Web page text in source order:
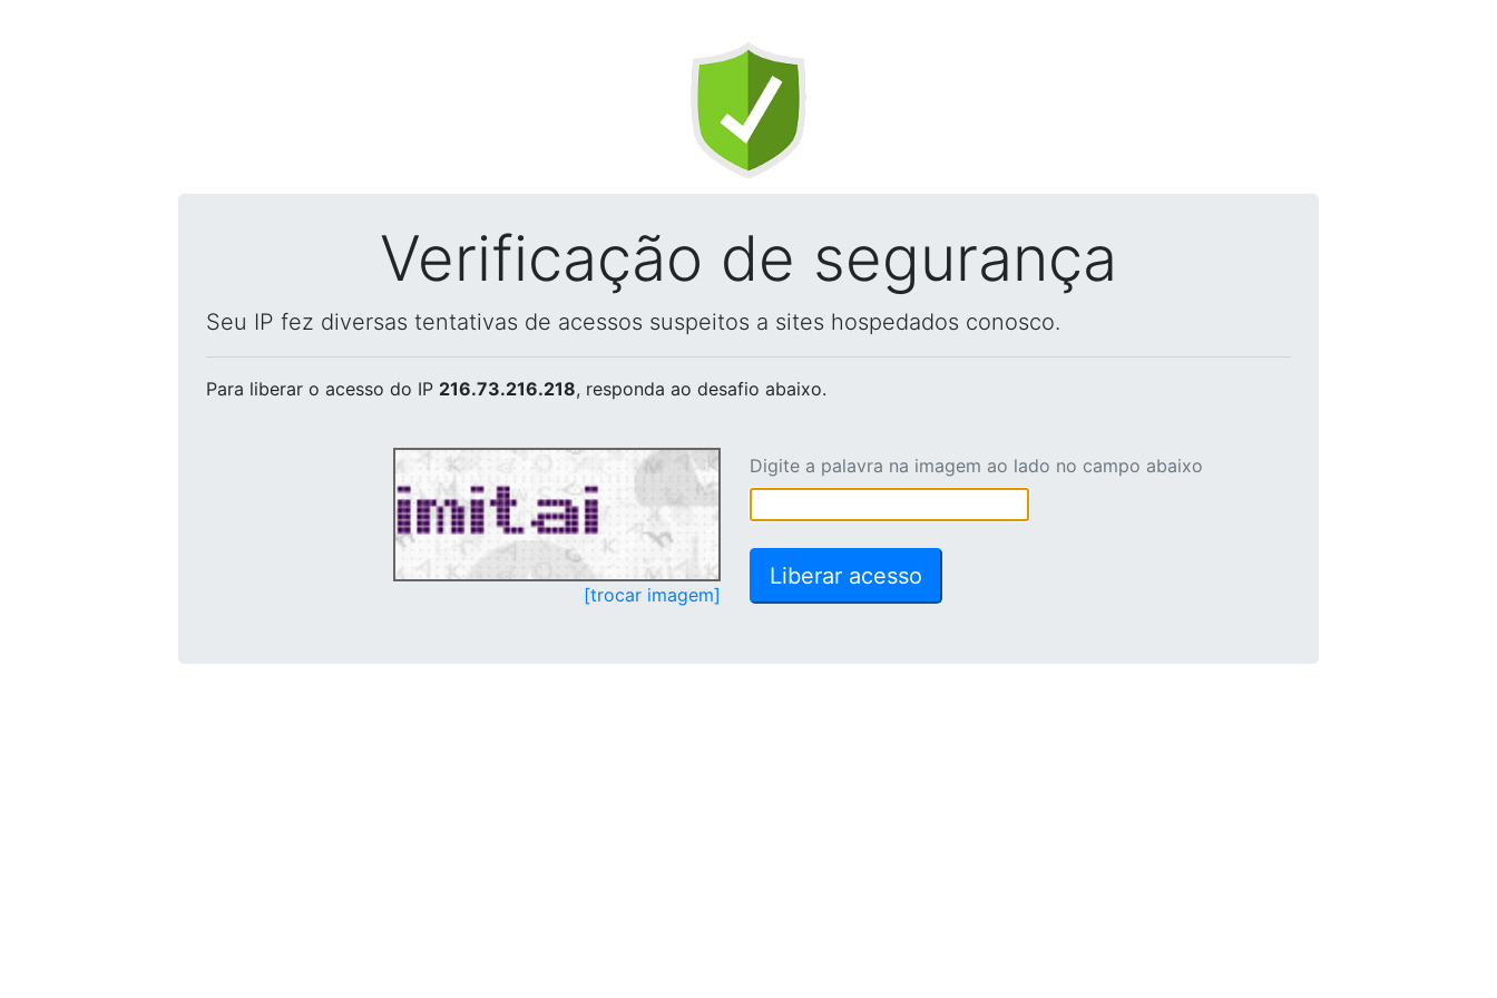
Verificação de segurança
Seu IP fez diversas tentativas de acessos suspeitos a sites hospedados conosco.
Para liberar o acesso do IP 216.73.216.218, responda ao desafio abaixo.
[trocar imagem]
Digite a palavra na imagem ao lado no campo abaixo